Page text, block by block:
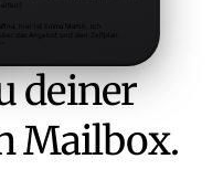
deiner
Mailbox.